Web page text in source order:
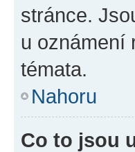
stránce.
u oznámení
témata.
Nahoru
Co to jsou